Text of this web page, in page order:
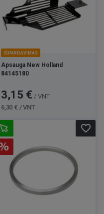
IŠPARDAVIMAS
Apsauga New Holland
84145180
Kaina
3,15 € / VNT
6,30 € / VNT
favorite_border